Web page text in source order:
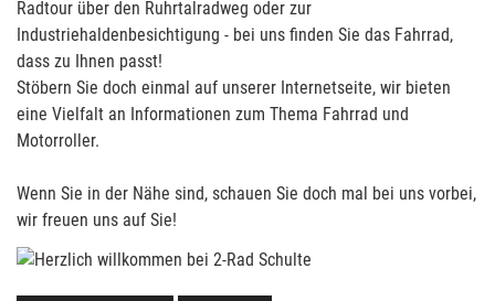
Radtour über den Ruhrtalradweg oder zur
Industriehaldenbesichtigung - bei uns finden Sie das Fahrrad,
dass zu Ihnen passt!
Stöbern Sie doch einmal auf unserer Internetseite, wir bieten
eine Vielfalt an Informationen zum Thema Fahrrad und
Motorroller.
Wenn Sie in der Nähe sind, schauen Sie doch mal bei uns vorbei,
wir freuen uns auf Sie!